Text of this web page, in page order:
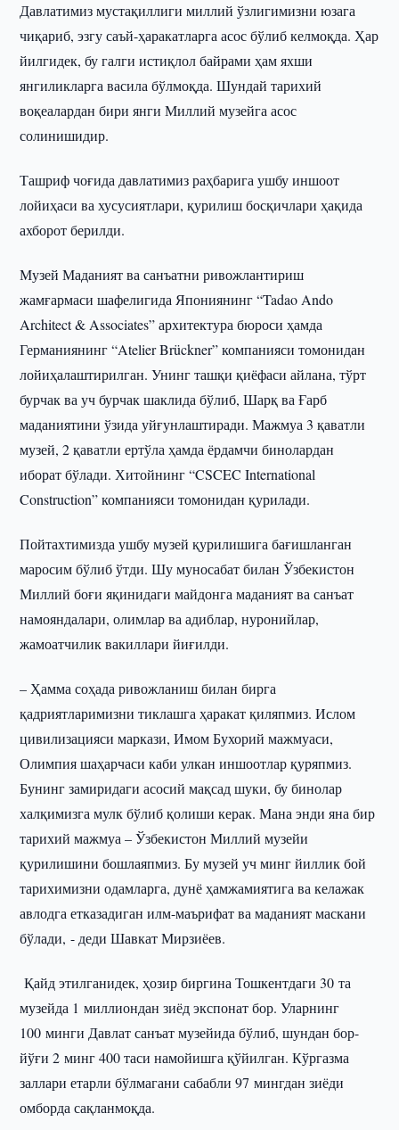
Давлатимиз мустақиллиги миллий ўзлигимизни юзага
чиқариб, эзгу саъй-ҳаракатларга асос бўлиб келмоқда. Ҳар
йилгидек, бу галги истиқлол байрами ҳам яхши
янгиликларга васила бўлмоқда. Шундай тарихий
воқеалардан бири янги Миллий музейга асос
солинишидир.
Ташриф чоғида давлатимиз раҳбарига ушбу иншоот
лойиҳаси ва хусусиятлари, қурилиш босқичлари ҳақида
ахборот берилди.
Музей Маданият ва санъатни ривожлантириш
жамғармаси шафелигида Япониянинг “Tadao Ando
Architect & Associates” архитектура бюроси ҳамда
Германиянинг “Atelier Brückner” компанияси томонидан
лойиҳалаштирилган. Унинг ташқи қиёфаси айлана, тўрт
бурчак ва уч бурчак шаклида бўлиб, Шарқ ва Ғарб
маданиятини ўзида уйғунлаштиради. Мажмуа 3 қаватли
музей, 2 қаватли ертўла ҳамда ёрдамчи бинолардан
иборат бўлади. Хитойнинг “CSCEC International
Construction” компанияси томонидан қурилади.
Пойтахтимизда ушбу музей қурилишига бағишланган
маросим бўлиб ўтди. Шу муносабат билан Ўзбекистон
Миллий боғи яқинидаги майдонга маданият ва санъат
намояндалари, олимлар ва адиблар, нуронийлар,
жамоатчилик вакиллари йиғилди.
– Ҳамма соҳада ривожланиш билан бирга
қадриятларимизни тиклашга ҳаракат қиляпмиз. Ислом
цивилизацияси маркази, Имом Бухорий мажмуаси,
Олимпия шаҳарчаси каби улкан иншоотлар қуряпмиз.
Бунинг замиридаги асосий мақсад шуки, бу бинолар
халқимизга мулк бўлиб қолиши керак. Мана энди яна бир
тарихий мажмуа – Ўзбекистон Миллий музейи
қурилишини бошлаяпмиз. Бу музей уч минг йиллик бой
тарихимизни одамларга, дунё ҳамжамиятига ва келажак
авлодга етказадиган илм-маърифат ва маданият маскани
бўлади, - деди Шавкат Мирзиёев.
Қайд этилганидек, ҳозир биргина Тошкентдаги 30 та
музейда 1 миллиондан зиёд экспонат бор. Уларнинг
100 минги Давлат санъат музейида бўлиб, шундан бор-
йўғи 2 минг 400 таси намойишга қўйилган. Кўргазма
заллари етарли бўлмагани сабабли 97 мингдан зиёди
омборда сақланмоқда.